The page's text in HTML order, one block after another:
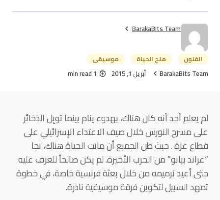
BarakaBits Team
الفنون ملح الحياة موسيقى
BarakaBits Team أبريل 1, 2015 1 min read
لم يعلم أحد أنه كان هناك، بهدوء ينام بينما توبِل الذخائر
على مسرح النورس خلال صيف الاعتداء الإسرائيلي على
قطاع غزة . حيث ظن الجميع أن ماتت الحياة هناك، نجا
“غراند بيانو” من الحرب الأخيرة. لم يكن صالحاً للعزف عليه
حتى أعيد ترميمه من خلال بعثة فرنسية خاصة، في خطوة
تمهد السبيل لتكوين فرقة موسيقية نادرة.